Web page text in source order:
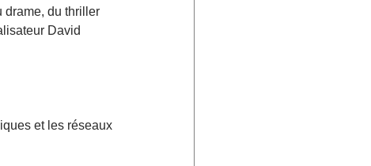
drame, du thriller
David
et les réseaux